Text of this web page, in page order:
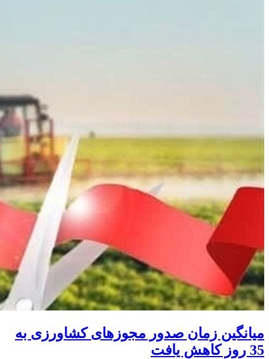
میانگین زمان صدور مجوزهای کشاورزی به
35 روز کاهش یافت